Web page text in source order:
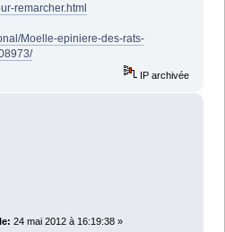
remarcher.html
Moelle-epiniere-des-rats-
IP archivée
24 mai 2012 à 16:19:38 »